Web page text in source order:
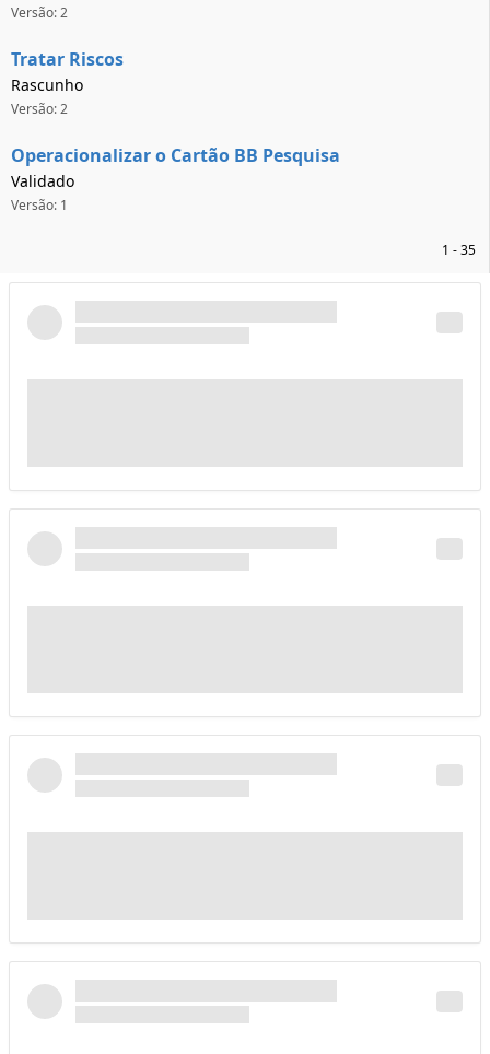
Versão: 2
Tratar Riscos
Rascunho
Versão: 2
Operacionalizar o Cartão BB Pesquisa
Validado
Versão: 1
1 - 35